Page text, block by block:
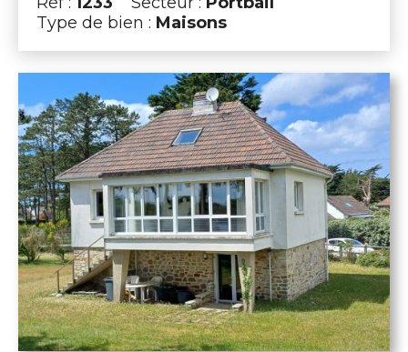
Type de bien : Maisons